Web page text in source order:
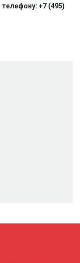
телефону: +7 (495)